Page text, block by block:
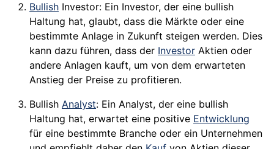
Bullish Investor: Ein Investor, der eine bullish
Haltung hat, glaubt, dass die Märkte oder eine
bestimmte Anlage in Zukunft steigen werden. Dies
kann dazu führen, dass der Investor Aktien oder
andere Anlagen kauft, um von dem erwarteten
Anstieg der Preise zu profitieren.
Bullish Analyst: Ein Analyst, der eine bullish
Haltung hat, erwartet eine positive Entwicklung
für eine bestimmte Branche oder ein Unternehmen